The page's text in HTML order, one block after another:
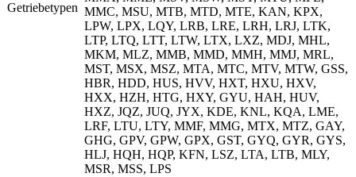
Getriebetypen MMC, MSU, MTB, MTD, MTE, KAN, KPX,
LPW, LPX, LQY, LRB, LRE, LRH, LRJ, LTK,
LTP, LTQ, LTT, LTW, LTX, LXZ, MDJ, MHL,
MKM, MLZ, MMB, MMD, MMH, MMJ, MRL,
MST, MSX, MSZ, MTA, MTC, MTV, MTW, GSS,
HBR, HDD, HUS, HVV, HXT, HXU, HXV,
HXX, HZH, HTG, HXY, GYU, HAH, HUV,
HXZ, JQZ, JUQ, JYX, KDE, KNL, KQA, LME,
LRF, LTU, LTY, MMF, MMG, MTX, MTZ, GAY,
GHG, GPV, GPW, GPX, GST, GYQ, GYR, GYS,
HLJ, HQH, HQP, KFN, LSZ, LTA, LTB, MLY,
MSR, MSS, LPS